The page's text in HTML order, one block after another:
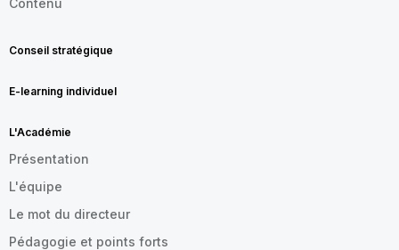
Conseil stratégique
E-learning individuel
L'Académie
Présentation
L'équipe
Le mot du directeur
Pédagogie et points forts